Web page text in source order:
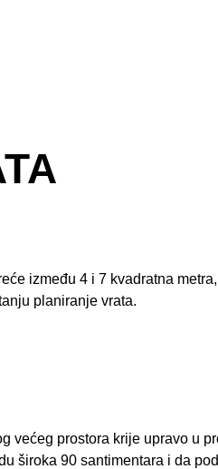
između 4 i 7 kvadratna
planiranje vrata.
većeg prostora krije upravo u
široka 90 santimentara i da